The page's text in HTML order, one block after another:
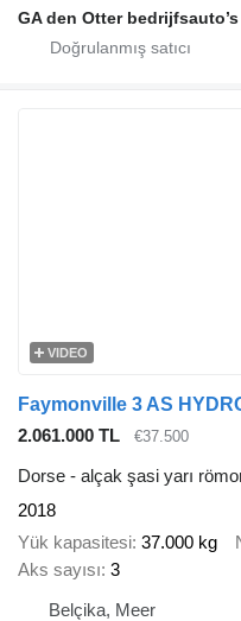
GA den Otter bedrijfsauto’s
VIDEO
Faymonville 3 AS
2.061.000 TL
€37.500
Dorse - alçak şasi yarı
2018
Yük kapasitesi 37.000 kg
Aks sayısı 3
Belçika, Meer